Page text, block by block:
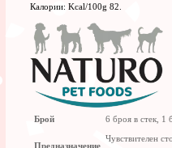
Калории: Kcal/100g 82.
Брой 6 броя в стек, 1
Предназначение
Чувствителен